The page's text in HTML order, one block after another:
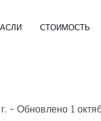
СТОИМОСТЬ
- Обновлено 1